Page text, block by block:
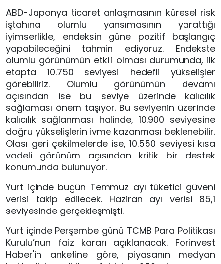
ABD-Japonya ticaret anlaşmasının küresel risk
iştahına olumlu yansımasının yarattığı
iyimserlikle, endeksin güne pozitif başlangıç
yapabileceğini tahmin ediyoruz. Endekste
olumlu görünümün etkili olması durumunda, ilk
etapta 10.750 seviyesi hedefli yükselişler
görebiliriz. Olumlu görünümün devamı
açısından ise bu seviye üzerinde kalıcılık
sağlaması önem taşıyor. Bu seviyenin üzerinde
kalıcılık sağlanması halinde, 10.900 seviyesine
doğru yükselişlerin ivme kazanması beklenebilir.
Olası geri çekilmelerde ise, 10.550 seviyesi kısa
vadeli görünüm açısından kritik bir destek
konumunda bulunuyor.
Yurt içinde bugün Temmuz ayı tüketici güveni
verisi takip edilecek. Haziran ayı verisi 85,1
seviyesinde gerçekleşmişti.
Yurt içinde Perşembe günü TCMB Para Politikası
Kurulu’nun faiz kararı açıklanacak. Forinvest
Haber'in anketine göre, piyasanın medyan